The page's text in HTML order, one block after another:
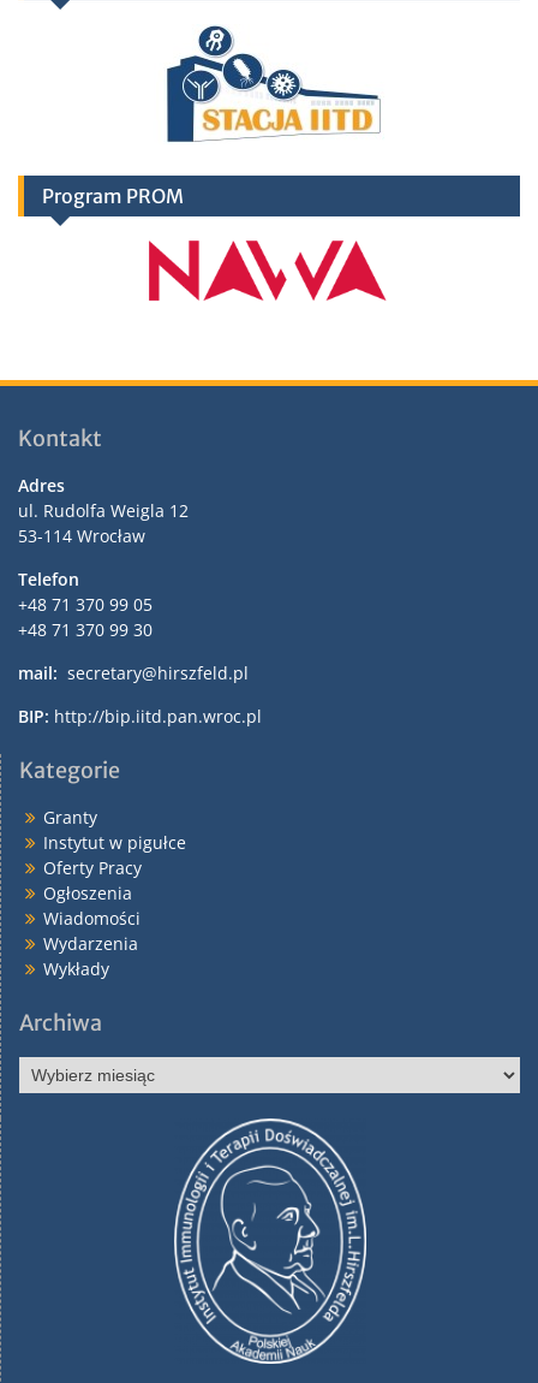
Program PROM
Kontakt
Adres
ul. Rudolfa Weigla 12
53-114 Wrocław
Telefon
+48 71 370 99 05
+48 71 370 99 30
mail: secretary@hirszfeld.pl
BIP: http://bip.iitd.pan.wroc.pl
Kategorie
Granty
Instytut w pigułce
Oferty Pracy
Ogłoszenia
Wiadomości
Wydarzenia
Wykłady
Archiwa
Archiwa